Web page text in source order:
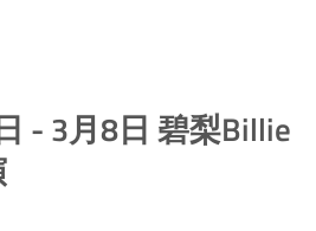
- 3月8日 碧梨Billie